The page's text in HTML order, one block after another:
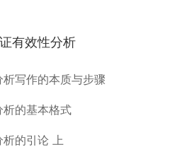
有效性分析
写作的本质与步骤
的基本格式
的引论 上